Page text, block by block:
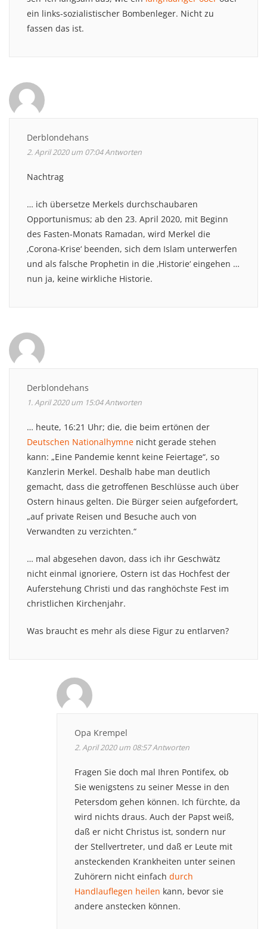
ein links-sozialistischer Bombenleger. Nicht zu
fassen das ist.
Derblondehans
2. April 2020 um 07:04Antworten
Nachtrag
… ich übersetze Merkels durchschaubaren
Opportunismus; ab den 23. April 2020, mit Beginn
des Fasten-Monats Ramadan, wird Merkel die
‚Corona-Krise‘ beenden, sich dem Islam unterwerfen
und als falsche Prophetin in die ‚Historie‘ eingehen …
nun ja, keine wirkliche Historie.
Derblondehans
1. April 2020 um 15:04Antworten
… heute, 16:21 Uhr; die, die beim ertönen der
Deutschen Nationalhymne nicht gerade stehen
kann: „Eine Pandemie kennt keine Feiertage“, so
Kanzlerin Merkel. Deshalb habe man deutlich
gemacht, dass die getroffenen Beschlüsse auch über
Ostern hinaus gelten. Die Bürger seien aufgefordert,
„auf private Reisen und Besuche auch von
Verwandten zu verzichten.“
… mal abgesehen davon, dass ich ihr Geschwätz
nicht einmal ignoriere, Ostern ist das Hochfest der
Auferstehung Christi und das ranghöchste Fest im
christlichen Kirchenjahr.
Was braucht es mehr als diese Figur zu entlarven?
Opa Krempel
2. April 2020 um 08:57Antworten
Fragen Sie doch mal Ihren Pontifex, ob
Sie wenigstens zu seiner Messe in den
Petersdom gehen können. Ich fürchte, da
wird nichts draus. Auch der Papst weiß,
daß er nicht Christus ist, sondern nur
der Stellvertreter, und daß er Leute mit
ansteckenden Krankheiten unter seinen
Zuhörern nicht einfach durch
Handlauflegen heilen kann, bevor sie
andere anstecken können.